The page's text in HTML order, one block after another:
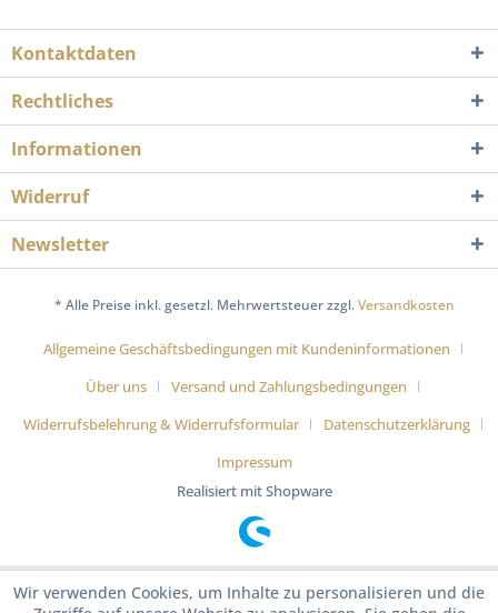
Kontaktdaten
Rechtliches
Informationen
Widerruf
Newsletter
* Alle Preise inkl. gesetzl. Mehrwertsteuer zzgl.Versandkosten
Allgemeine Geschäftsbedingungen mit Kundeninformationen
Über uns
Versand und Zahlungsbedingungen
Widerrufsbelehrung & Widerrufsformular
Datenschutzerklärung
Impressum
Realisiert mit Shopware
Wir verwenden Cookies, um Inhalte zu personalisieren und die